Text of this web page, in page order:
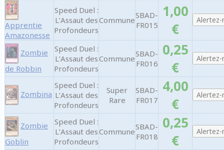
Apprentie
Amazonesse
Speed Duel :
L’Assaut des
Profondeurs
CommuneSBAD-
FR015
1,00
€
Zombie
de Robbin
Speed Duel :
L’Assaut des
Profondeurs
CommuneSBAD-
FR016
0,25
€
Zombina
Speed Duel :
L’Assaut des
Profondeurs
Super
Rare
SBAD-
FR017
4,00
€
Zombie
Goblin
Speed Duel :
L’Assaut des
Profondeurs
CommuneSBAD-
FR018
0,25
€